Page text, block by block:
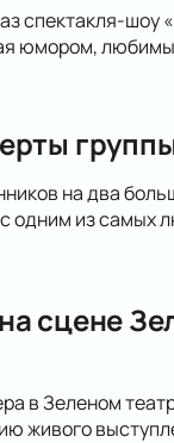
спектакля-
юмором,
на два
одним из самых
сцене
в Зеленом
живого